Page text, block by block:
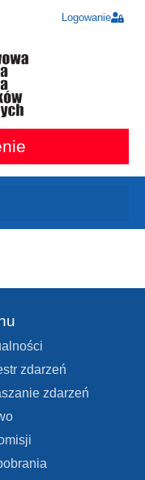
Logowanie
zdarzeń
zdarzeń